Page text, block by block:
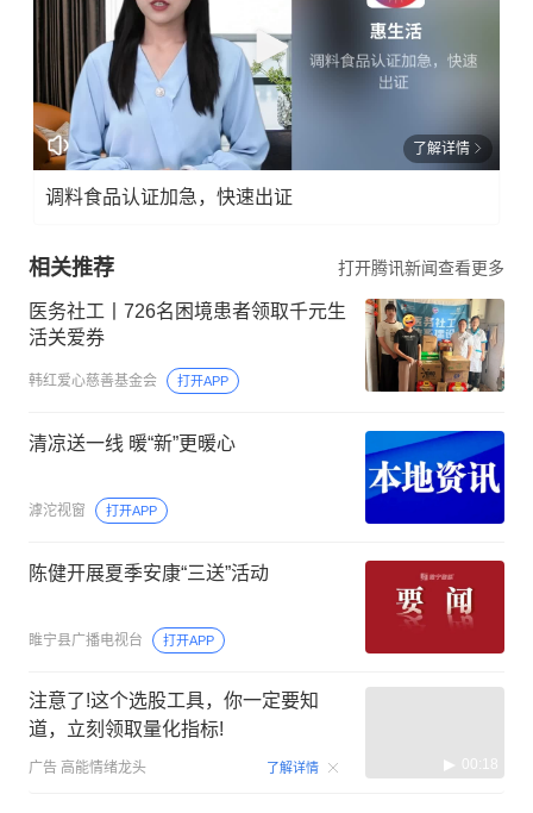
了解详情
调料食品认证加急，快速出证
相关推荐 打开腾讯新闻查看更多
医务社工丨726名困境患者领取千元生
活关爱券
韩红爱心慈善基金会 打开APP
清凉送一线 暖“新”更暖心
滹沱视窗 打开APP
陈健开展夏季安康“三送”活动
睢宁县广播电视台 打开APP
注意了!这个选股工具，你一定要知
道，立刻领取量化指标!
广告 高能情绪龙头 了解详情 00:18